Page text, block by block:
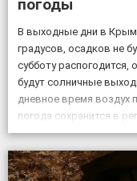
погоды
В выходные дни в
градусов, осадков не
субботу распогодится,
будут солничные
дневное время воздух
погода сохранится в